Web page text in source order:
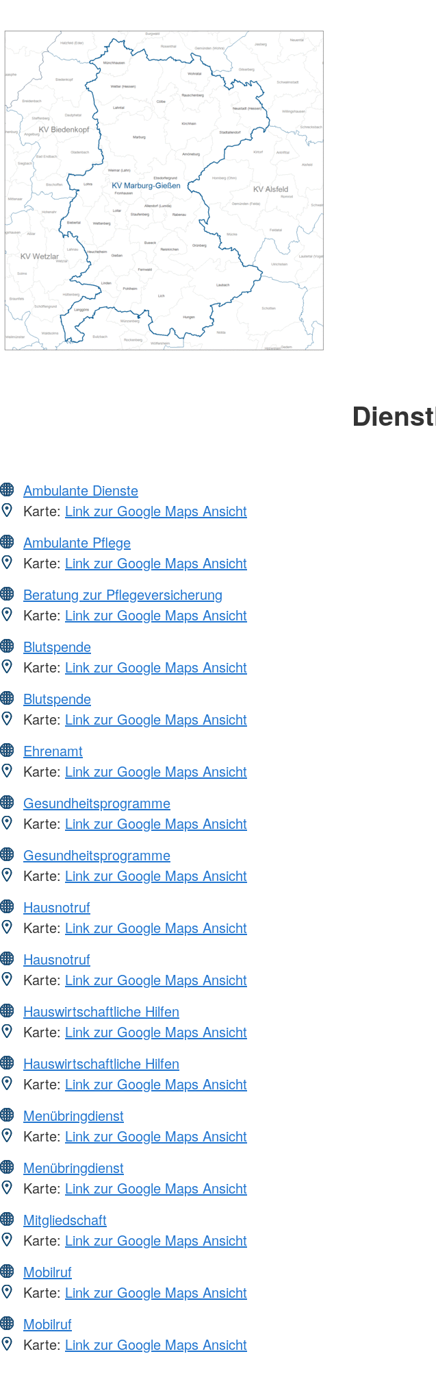
Ambulante Dienste
Karte: Link zur Google Maps Ansicht
Ambulante Pflege
Karte: Link zur Google Maps Ansicht
Beratung zur Pflegeversicherung
Karte: Link zur Google Maps Ansicht
Blutspende
Karte: Link zur Google Maps Ansicht
Blutspende
Karte: Link zur Google Maps Ansicht
Ehrenamt
Karte: Link zur Google Maps Ansicht
Gesundheitsprogramme
Karte: Link zur Google Maps Ansicht
Gesundheitsprogramme
Karte: Link zur Google Maps Ansicht
Hausnotruf
Karte: Link zur Google Maps Ansicht
Hausnotruf
Karte: Link zur Google Maps Ansicht
Hauswirtschaftliche Hilfen
Karte: Link zur Google Maps Ansicht
Hauswirtschaftliche Hilfen
Karte: Link zur Google Maps Ansicht
Menübringdienst
Karte: Link zur Google Maps Ansicht
Menübringdienst
Karte: Link zur Google Maps Ansicht
Mitgliedschaft
Karte: Link zur Google Maps Ansicht
Mobilruf
Karte: Link zur Google Maps Ansicht
Mobilruf
Karte: Link zur Google Maps Ansicht